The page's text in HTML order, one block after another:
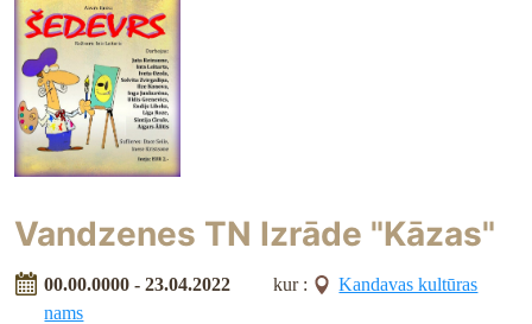
Vandzenes TN Izrāde "Kāzas"
00.00.0000 - 23.04.2022 kur :
Kandavas kultūras
nams